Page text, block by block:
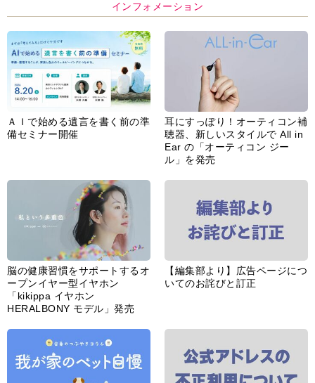
インフォメーション
ＡＩで始める遺言を書く前の準
備セミナー開催
耳にすっぽり！オーティコン補
聴器、新しいスタイルで All in
Ear の「オーティコン ジー
ル」を発売
脳の健康習慣をサポートするオ
ープンイヤー型イヤホン
「kikippa イヤホン
HERALBONY モデル」発売
【編集部より】広告ページにつ
いてのお詫びと訂正